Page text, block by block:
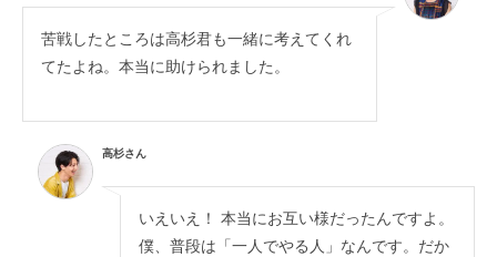
苦戦したところは高杉君も一緒に考えてくれ
てたよね。本当に助けられました。
高杉さん
いえいえ！ 本当にお互い様だったんですよ。
僕、普段は「一人でやる人」なんです。だか